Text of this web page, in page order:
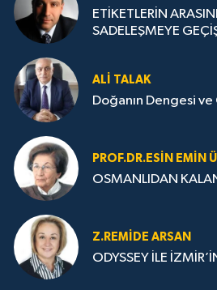
ETİKETLERİN
SADELEŞMEYE
ALI TALAK
Doğanın Dengesi ve
PROF.DR.ESIN EMIN
OSMANLIDAN
Z.REMIDE ARSAN
ODYSSEY İLE